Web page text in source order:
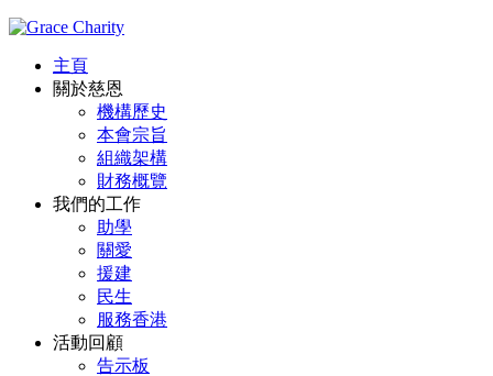
主頁
關於慈恩
機構歷史
本會宗旨
組織架構
財務概覽
我們的工作
助學
關愛
援建
民生
服務香港
活動回顧
告示板